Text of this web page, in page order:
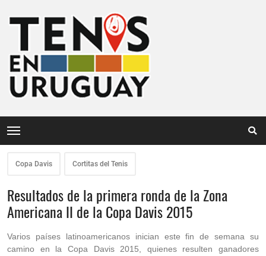
Copa Davis Cortitas del Tenis
Resultados de la primera ronda de la Zona
Americana II de la Copa Davis 2015
Varios países latinoamericanos inician este fin de semana su
camino en la Copa Davis 2015, quienes resulten ganadores